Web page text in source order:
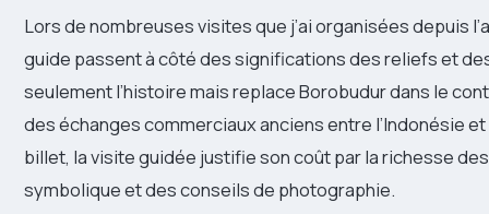
Lors de nombreuses visites que j’ai organisées depuis
guide passent à côté des significations des reliefs et
seulement l’histoire mais replace Borobudur dans le
des échanges commerciaux anciens entre l’Indonésie
billet, la visite guidée justifie son coût par la richesse
symbolique et des conseils de photographie.